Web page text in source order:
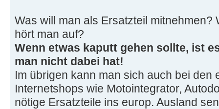
Was will man als Ersatzteil mitnehmen?
hört man auf?
Wenn etwas kaputt gehen sollte, ist
man nicht dabei hat!
Im übrigen kann man sich auch bei den
Internetshops wie Motointegrator,
nötige Ersatzteile ins europ. Ausland